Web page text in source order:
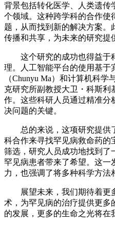
背景包括转化医学、人类遗传
个领域。这种跨学科的合作使
题，从而找到新的解决方案。
传播和共享，为未来的研究提
这个研究的成功也得益于
理。人工智能平台的使用基于
（Chunyu Ma）和计算机科
克研究所副教授大卫・科斯利
作。这些科研人员通过精准分
决问题的关键。
总的来说，这项研究提供
科合作来寻找罕见病救命药的
筛选，研究人员成功地找到
罕见病患者带来了希望。这
力，也强调了将多种科学方法
展望未来，我们期待着更
术，为罕见病的治疗提供更多
的发展，更多的生命之光将在